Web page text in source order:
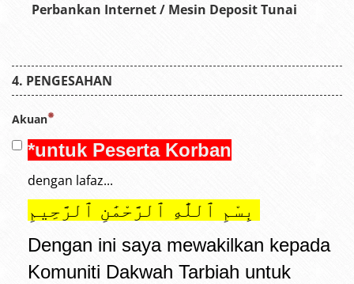
Perbankan Internet / Mesin Deposit Tunai
PENGESAHAN
Akuan
*untuk Peserta Korban
dengan lafaz...
Dengan ini saya mewakilkan kepada
Komuniti Dakwah Tarbiah untuk